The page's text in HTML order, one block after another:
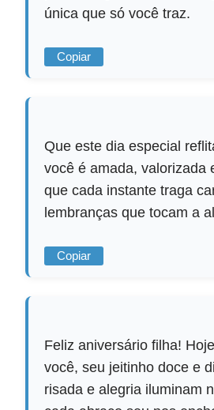
única que só você traz.
Copiar
Que este dia especial
você é amada, valorizada
que cada instante traga
lembranças que tocam a
Copiar
Feliz aniversário filha!
você, seu jeitinho doce e
risada e alegria iluminam